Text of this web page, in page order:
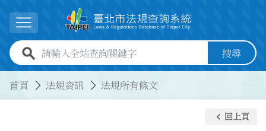
展開選單
全站查詢關鍵字欄位 搜尋
首頁 法規資訊 法規所有條文
keyboard_arrow_left 回上頁